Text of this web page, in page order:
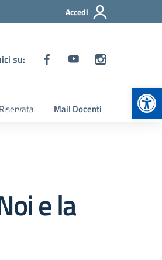
Accedi
su:
Mail Docenti
e la